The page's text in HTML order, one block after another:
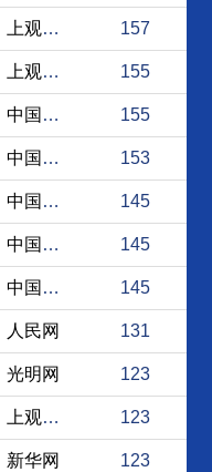
上观新闻 157
上观新闻 155
中国社会科学网 155
中国社会科学网 153
中国社会科学网 145
中国日报网 145
中国社会科学网 145
人民网 131
光明网 123
上观新闻 123
新华网 123